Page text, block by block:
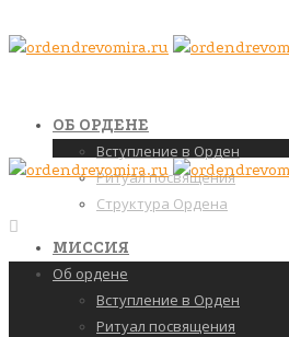
ОБ ОРДЕНЕ
Вступление в Орден
Ритуал посвящения
Структура Ордена
МИССИЯ
Об ордене
Вступление в Орден
Ритуал посвящения